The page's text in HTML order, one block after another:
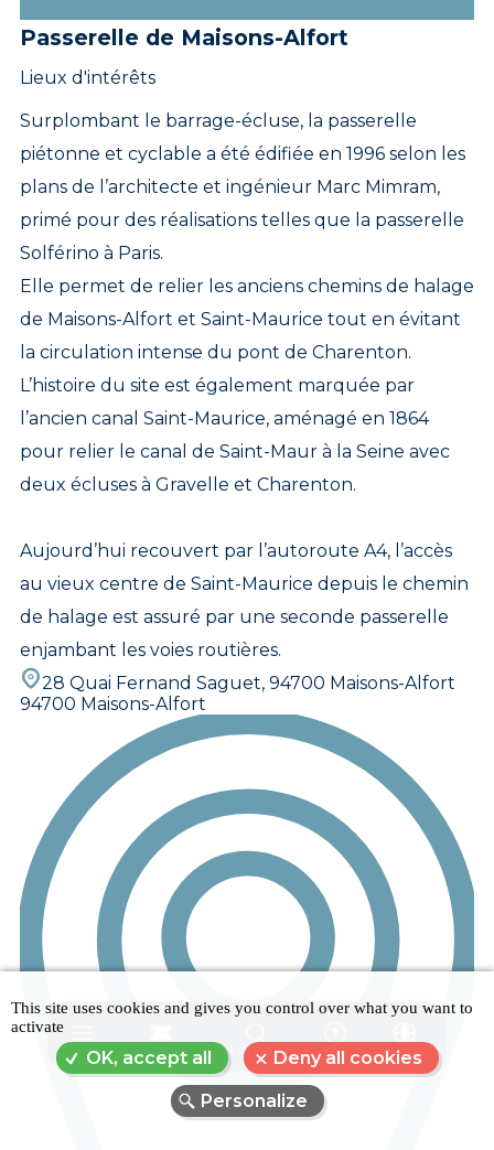
Passerelle de Maisons-Alfort
Lieux d'intérêts
Surplombant le barrage-écluse, la passerelle
piétonne et cyclable a été édifiée en 1996 selon les
plans de l’architecte et ingénieur Marc Mimram,
primé pour des réalisations telles que la passerelle
Solférino à Paris.
Elle permet de relier les anciens chemins de halage
de Maisons-Alfort et Saint-Maurice tout en évitant
la circulation intense du pont de Charenton.
L’histoire du site est également marquée par
l’ancien canal Saint-Maurice, aménagé en 1864
pour relier le canal de Saint-Maur à la Seine avec
deux écluses à Gravelle et Charenton.
Aujourd’hui recouvert par l’autoroute A4, l’accès
au vieux centre de Saint-Maurice depuis le chemin
de halage est assuré par une seconde passerelle
enjambant les voies routières.
28 Quai Fernand Saguet, 94700 Maisons-Alfort
94700 Maisons-Alfort
MENU RÉSERVER RECHERCHE FAQ LANGUE
This site uses cookies and gives you control over what you want to
activate
OK, accept all Deny all cookies
Personalize